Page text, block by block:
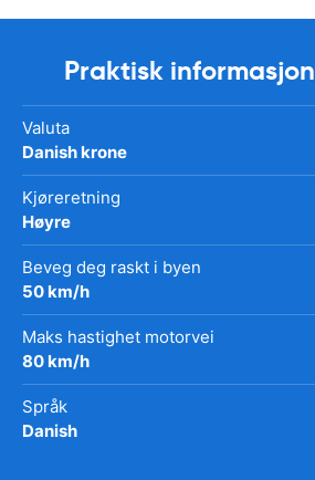
Praktisk informasjon
Valuta
Danish krone
Kjøreretning
Høyre
Beveg deg raskt i byen
50 km/h
Maks hastighet motorvei
80 km/h
Språk
Danish